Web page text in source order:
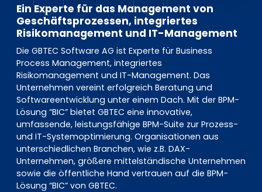
Ein Experte für das Management von
Geschäftsprozessen, integriertes
Risikomanagement und IT-Management
Die GBTEC Software AG ist Experte für Business
Process Management, integriertes
Risikomanagement und IT-Management. Das
Unternehmen vereint erfolgreich Beratung und
Softwareentwicklung unter einem Dach. Mit der BPM-
Lösung “BIC” bietet GBTEC eine innovative,
umfassende, leistungsfähige BPM-Suite zur Prozess-
und IT-Systemoptimierung. Organisationen aus
unterschiedlichen Branchen, wie z.B. DAX-
Unternehmen, größere mittelständische Unternehmen
sowie die öffentliche Hand vertrauen auf die BPM-
Lösung “BIC” von GBTEC.